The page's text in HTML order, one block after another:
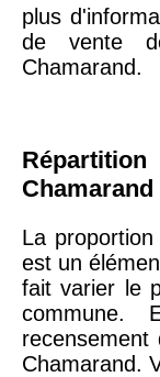
arrondissement
arrondissement
75013 -Paris
13ème
arrondissement
plus
de vente
Chamarand.
Chamarand
La
est un
fait varier le
commune.
Chamarand.